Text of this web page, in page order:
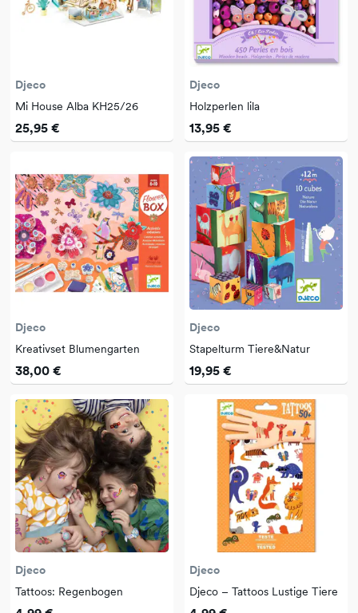
Djeco
Mi House Alba KH25/26
25,95 €
Djeco
Holzperlen lila
13,95 €
Djeco
Kreativset Blumengarten
38,00 €
Djeco
Stapelturm Tiere&Natur
19,95 €
Djeco
Tattoos: Regenbogen
Djeco
Djeco – Tattoos Lustige Tiere